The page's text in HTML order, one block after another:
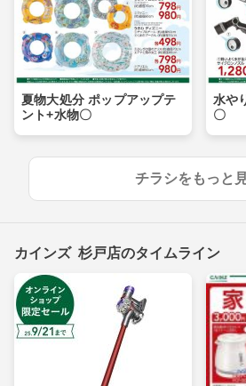
夏物大処分 ポップアップテ
ント+水物〇
水や
〇
チラシをもっと
カインズ 杉戸店のタイムライン